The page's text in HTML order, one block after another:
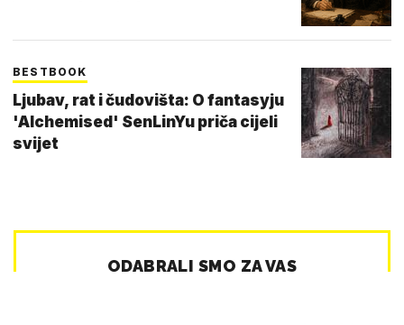
BESTBOOK
Ljubav, rat i čudovišta: O fantasyju
'Alchemised' SenLinYu priča cijeli
svijet